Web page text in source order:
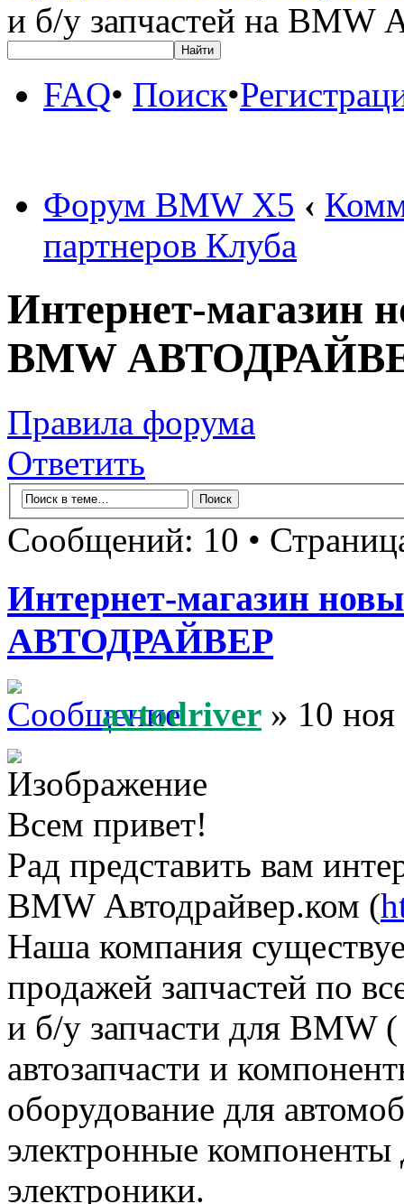
и б/у запчастей на
FAQ• Поиск•
Форум BMW X5 ‹
партнеров Клуба
Интернет-магазин
BMW
Правила форума
Ответить
Сообщений: 10 •
Интернет-магазин
АВТОДРАЙВЕР
avtodriver » 10
Всем привет!
Рад представить вам
BMW Автодрайвер.ком (
Наша компания
продажей запчастей по
и б/у запчасти для BMW
автозапчасти и
оборудование для
электронные
электроники.